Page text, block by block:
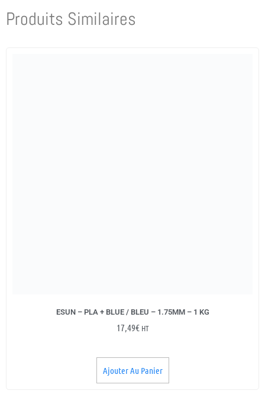
Produits Similaires
ESUN – PLA + BLUE / BLEU – 1.75MM – 1 KG
17,49€ HT
Ajouter Au Panier